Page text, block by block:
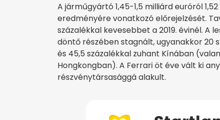
A járműgyártó 1,45-1,5 milliárd euróról
eredményére vonatkozó előrejelzését.
százalékkal kevesebbet a 2019. évinél. A
döntő részében stagnált, ugyanakkor 20
és 45,5 százalékkal zuhant Kínában
Hongkongban). A Ferrari öt éve vált ki
részvénytársasággá alakult.